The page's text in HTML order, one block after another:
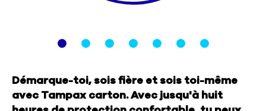
Démarque-toi, sois fière et sois toi-même
avec Tampax carton. Avec jusqu'à huit